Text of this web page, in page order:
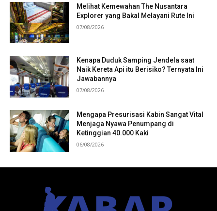
Melihat Kemewahan The Nusantara
Explorer yang Bakal Melayani Rute Ini
07/08/2026
Kenapa Duduk Samping Jendela saat
Naik Kereta Api itu Berisiko? Ternyata Ini
Jawabannya
07/08/2026
Mengapa Presurisasi Kabin Sangat Vital
Menjaga Nyawa Penumpang di
Ketinggian 40.000 Kaki
06/08/2026